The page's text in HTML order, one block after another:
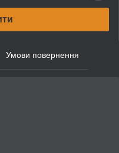
Умови повернення